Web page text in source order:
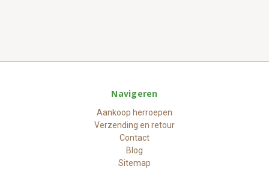
Navigeren
Aankoop herroepen
Verzending en retour
Contact
Blog
Sitemap